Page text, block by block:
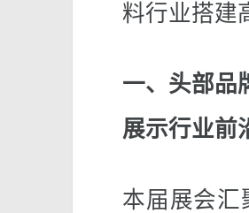
料行业搭建
一、头部品
展示行业前
本届展会汇